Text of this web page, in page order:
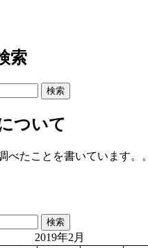
索
ついて
べたことを書いています。。
2019年2月